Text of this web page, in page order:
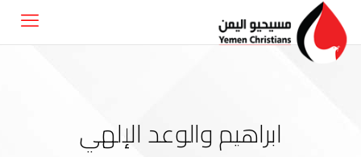
ابراهيم والوعد الإلهي